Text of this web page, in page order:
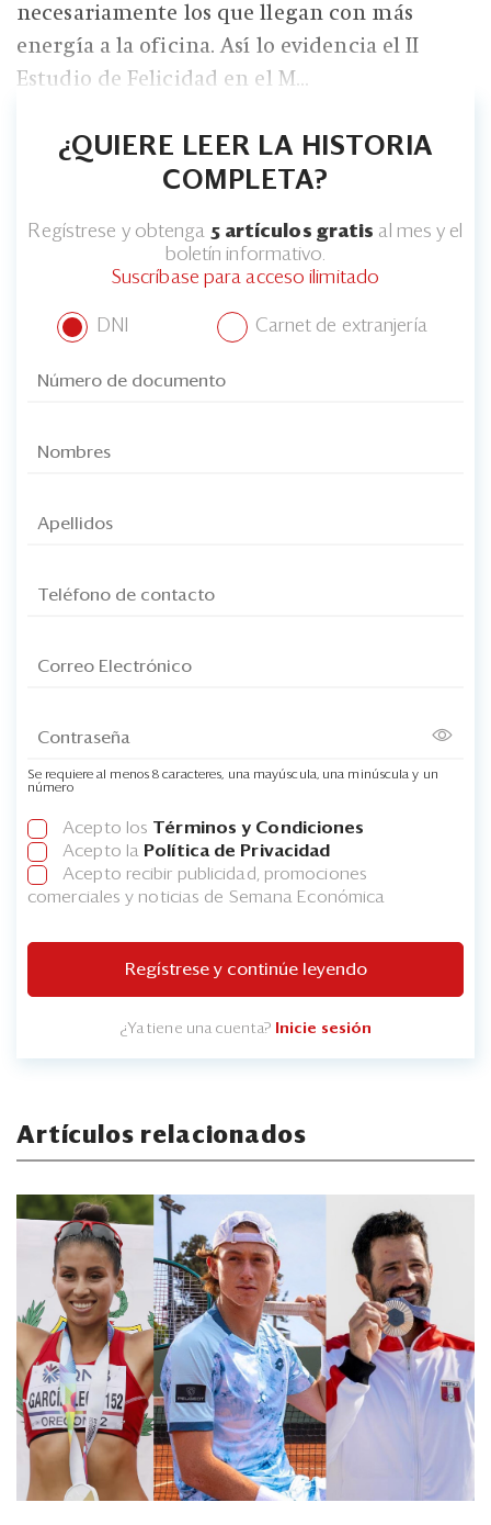
necesariamente los que llegan con más
energía a la oficina. Así lo evidencia el II
Estudio de Felicidad en el M...
¿QUIERE LEER LA HISTORIA
COMPLETA?
Regístrese y obtenga 5 artículos gratis al mes y el
boletín informativo.
Suscríbase para acceso ilimitado
DNI Carnet de extranjería
Se requiere al menos 8 caracteres, una mayúscula, una minúscula y un
número
Acepto los Términos y Condiciones
Acepto la Política de Privacidad
Acepto recibir publicidad, promociones
comerciales y noticias de Semana Económica
Regístrese y continúe leyendo
¿Ya tiene una cuenta? Inicie sesión
Artículos relacionados